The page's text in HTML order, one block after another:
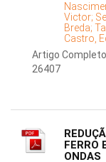
Victor;
Breda;
Castro,
Artigo
26407
FERRO
ONDAS